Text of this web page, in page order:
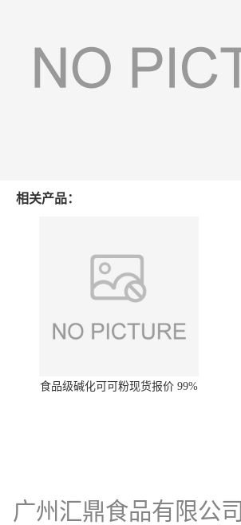
相关产品：
食品级碱化可可粉现货报价 99%
广州汇鼎食品有限公司